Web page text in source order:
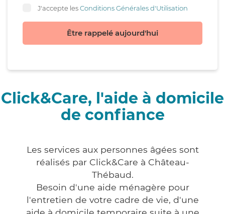
J'accepte lesConditions Générales d'Utilisation
Être rappelé aujourd'hui
Click&Care, l'aide à domicile
de confiance
Les services aux personnes âgées sont
réalisés par Click&Care à Château-
Thébaud.
Besoin d'une aide ménagère pour
l'entretien de votre cadre de vie, d'une